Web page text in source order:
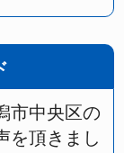
市中央区の
を頂きまし